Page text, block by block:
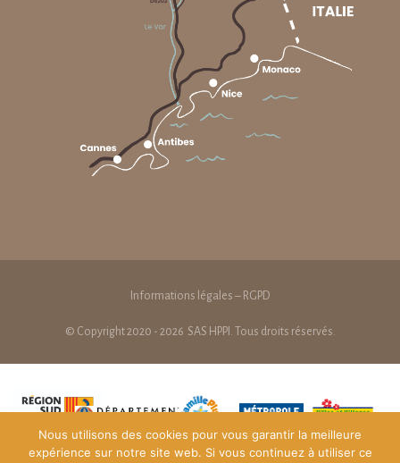
Informations légales – RGPD
© Copyright 2020 - 2026 SAS HPPI . Tous droits réservés.
Nous utilisons des cookies pour vous garantir la meilleure
expérience sur notre site web. Si vous continuez à utiliser ce